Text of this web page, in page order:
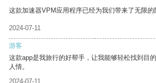
这款加速器VPM应用程序已经为我们带来了无限的
2024-07-11
游客
这款app是我旅行的好帮手，让我能够轻松找到目
人情。
2024-07-11